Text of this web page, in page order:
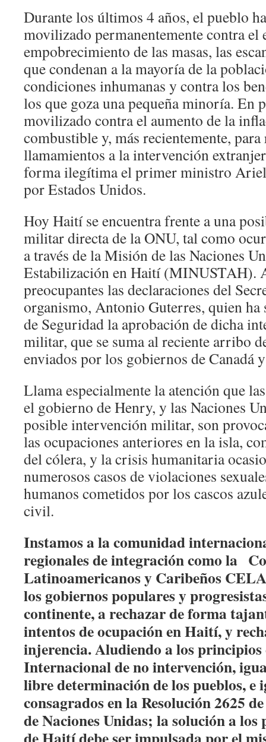
Durante los últimos 4 años, el pueblo
movilizado permanentemente contra el
empobrecimiento de las masas, las
que condenan a la mayoría de la
condiciones inhumanas y contra los
los que goza una pequeña minoría. En
movilizado contra el aumento de la
combustible y, más recientemente, para
llamamientos a la intervención
forma ilegítima el primer ministro
por Estados Unidos.
Hoy Haití se encuentra frente a una
militar directa de la ONU, tal como
a través de la Misión de las Naciones
Estabilización en Haití (MINUSTAH).
preocupantes las declaraciones del
organismo, Antonio Guterres, quien
de Seguridad la aprobación de dicha
militar, que se suma al reciente arribo
enviados por los gobiernos de Canadá
Llama especialmente la atención que
el gobierno de Henry, y las Naciones
posible intervención militar, son
las ocupaciones anteriores en la isla,
del cólera, y la crisis humanitaria
numerosos casos de violaciones
humanos cometidos por los cascos
civil.
Instamos a la comunidad
regionales de integración como la
Latinoamericanos y Caribeños
los gobiernos populares y
continente, a rechazar de forma
intentos de ocupación en Haití, y
injerencia. Aludiendo a los principios
Internacional de no intervención,
libre determinación de los pueblos, e
consagrados en la Resolución 2625
de Naciones Unidas; la solución a los